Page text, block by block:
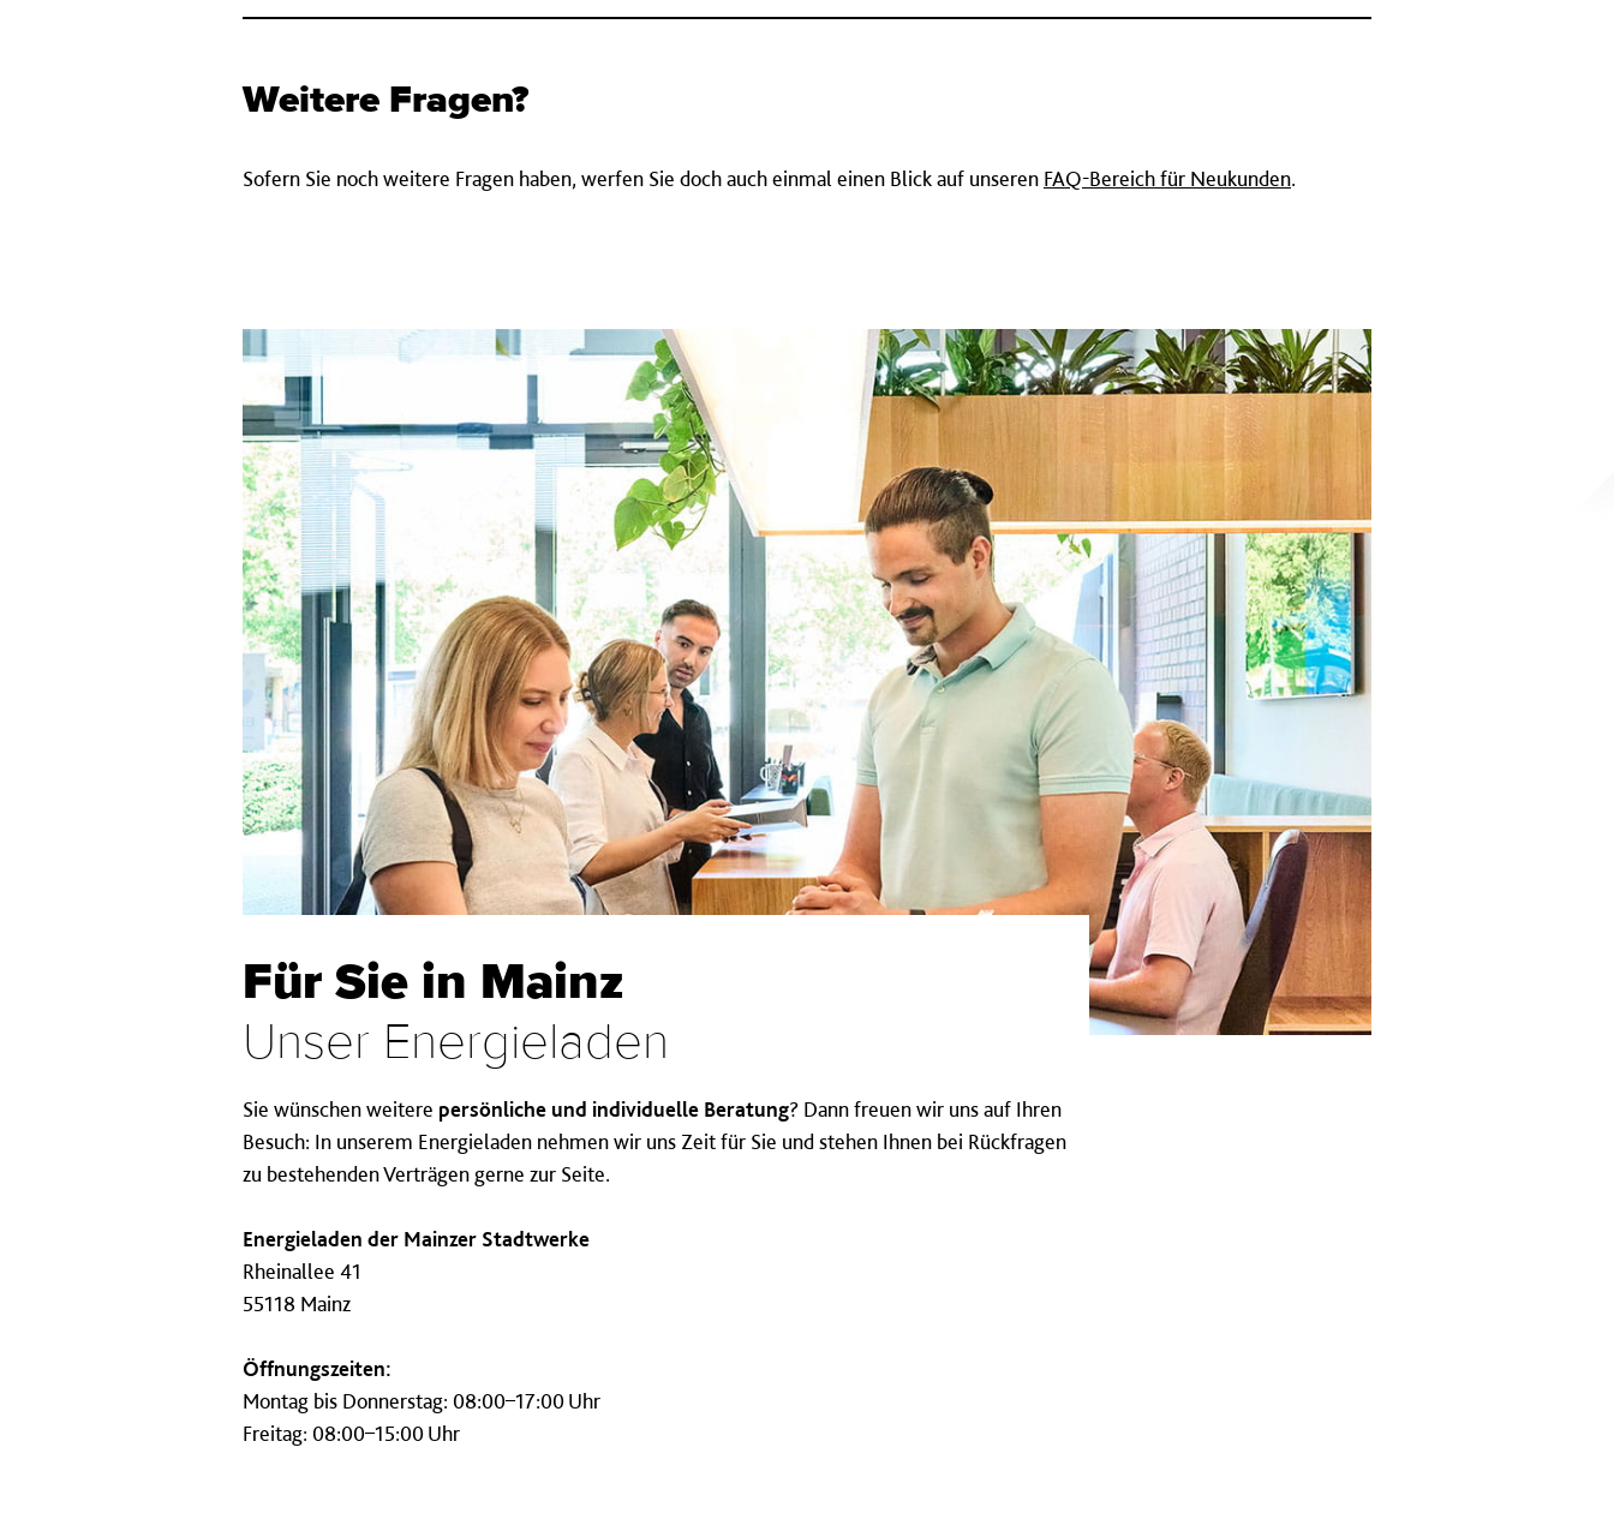
Weitere Fragen?
Sofern Sie noch weitere Fragen haben, werfen Sie doch auch einmal einen Blick auf unseren FAQ-Bereich für Neukunden.
Für Sie in Mainz
Unser Energieladen
Sie wünschen weitere persönliche und individuelle Beratung? Dann freuen wir uns auf Ihren
Besuch: In unserem Energieladen nehmen wir uns Zeit für Sie und stehen Ihnen bei Rückfragen
zu bestehenden Verträgen gerne zur Seite.
Energieladen der Mainzer Stadtwerke
Rheinallee 41
55118 Mainz
Öffnungszeiten:
Montag bis Donnerstag: 08:00–17:00 Uhr
Freitag: 08:00–15:00 Uhr